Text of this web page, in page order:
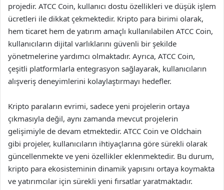
projedir. ATCC Coin, kullanıcı dostu özellikleri ve düşük işlem
ücretleri ile dikkat çekmektedir. Kripto para birimi olarak,
hem ticaret hem de yatırım amaçlı kullanılabilen ATCC Coin,
kullanıcıların dijital varlıklarını güvenli bir şekilde
yönetmelerine yardımcı olmaktadır. Ayrıca, ATCC Coin,
çeşitli platformlarla entegrasyon sağlayarak, kullanıcıların
alışveriş deneyimlerini kolaylaştırmayı hedefler.
Kripto paraların evrimi, sadece yeni projelerin ortaya
çıkmasıyla değil, aynı zamanda mevcut projelerin
gelişimiyle de devam etmektedir. ATCC Coin ve Oldchain
gibi projeler, kullanıcıların ihtiyaçlarına göre sürekli olarak
güncellenmekte ve yeni özellikler eklenmektedir. Bu durum,
kripto para ekosisteminin dinamik yapısını ortaya koymakta
ve yatırımcılar için sürekli yeni fırsatlar yaratmaktadır.